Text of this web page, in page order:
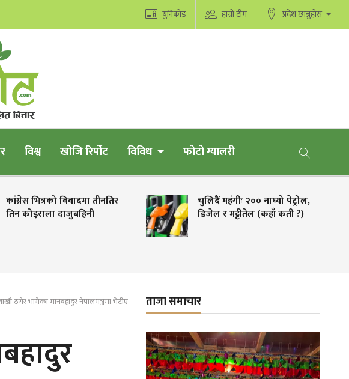
युनिकोड हाम्रो टीम प्रदेश छान्नुहोस
विश्व खोजि रिर्पोट विविध फोटो ग्यालरी
कांग्रेस भित्रको विवादमा तीनतिर
तिन कोइराला दाजुबहिनी
चुलिदैं महंगीः २०० नाघ्यो पेट्रोल,
डिजेल र मट्टीतेल (कहाँ कती ?)
ठगेर भागेका मानबहादुर नेपालगञ्जमा भेटीए ताजा समाचार